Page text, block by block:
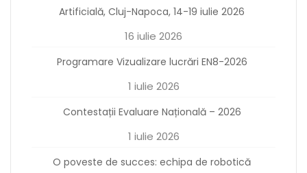
Artificială, Cluj-Napoca, 14-19 iulie 2026
16 iulie 2026
Programare Vizualizare lucrări EN8-2026
1 iulie 2026
Contestații Evaluare Națională – 2026
1 iulie 2026
O poveste de succes: echipa de robotică